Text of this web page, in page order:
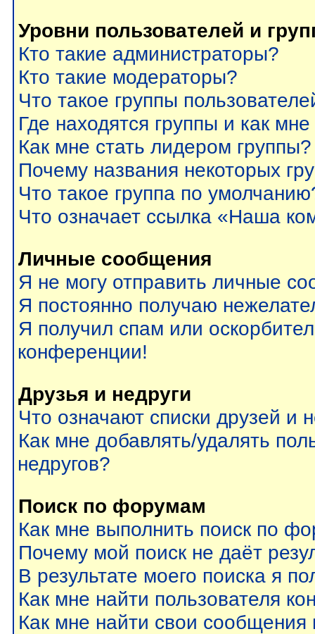
Уровни пользователей и
Кто такие администраторы?
Кто такие модераторы?
Что такое группы
Где находятся группы и как
Как мне стать лидером группы?
Почему названия некоторых
Что такое группа по
Что означает ссылка «Наша
Личные сообщения
Я не могу отправить личные
Я постоянно получаю
Я получил спам или
конференции!
Друзья и недруги
Что означают списки друзей и
Как мне добавлять/удалять
недругов?
Поиск по форумам
Как мне выполнить поиск по
Почему мой поиск не даёт
В результате моего поиска я
Как мне найти пользователя
Как мне найти свои